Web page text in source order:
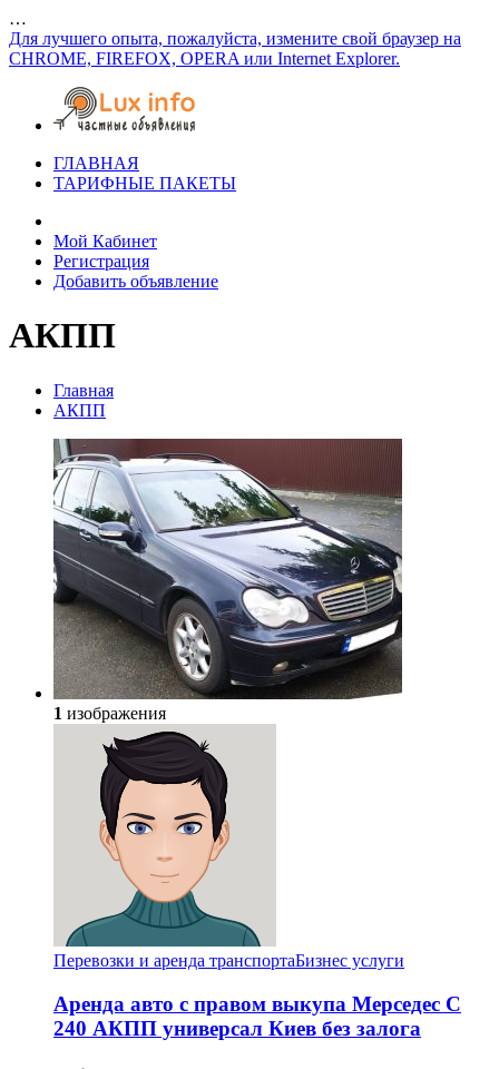
…
Для лучшего опыта, пожалуйста, измените свой браузер на
CHROME, FIREFOX, OPERA или Internet Explorer.
ГЛАВНАЯ
ТАРИФНЫЕ ПАКЕТЫ
Мой Кабинет
Регистрация
Добавить объявление
АКПП
Главная
АКПП
1 изображения
Перевозки и аренда транспортаБизнес услуги
Аренда авто с правом выкупа Мерседес С
240 АКПП универсал Киев без залога